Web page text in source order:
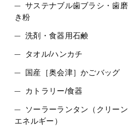
サステナブル歯ブラシ・歯磨
き粉
洗剤・食器用石鹸
タオル/ハンカチ
国産［奥会津］かごバッグ
カトラリー/食器
ソーラーランタン（クリーン
エネルギー）
並び順